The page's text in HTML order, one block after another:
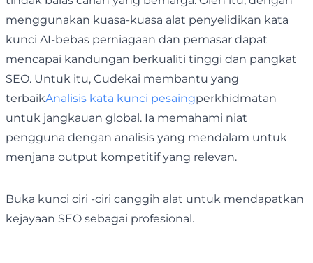
menggunakan kuasa-kuasa alat penyelidikan kata
kunci AI-bebas perniagaan dan pemasar dapat
mencapai kandungan berkualiti tinggi dan pangkat
SEO. Untuk itu, Cudekai membantu yang
terbaikAnalisis kata kunci pesaingperkhidmatan
untuk jangkauan global. Ia memahami niat
pengguna dengan analisis yang mendalam untuk
menjana output kompetitif yang relevan.
Buka kunci ciri -ciri canggih alat untuk mendapatkan
kejayaan SEO sebagai profesional.